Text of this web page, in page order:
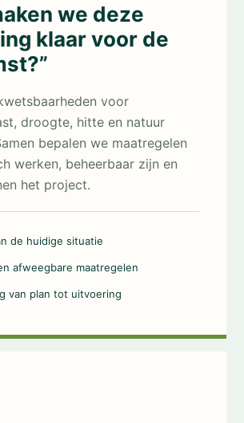
we deze
klaar voor de
voor
droogte, hitte en natuur
bepalen we maatregelen
werken, beheerbaar zijn en
het project.
de huidige situatie
afweegbare maatregelen
van plan tot uitvoering